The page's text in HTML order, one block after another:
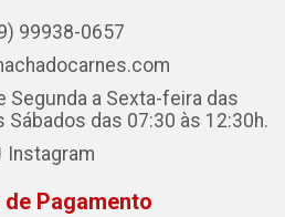
99938-0657
Segunda a Sexta-feira das
Sábados das 07:30 às 12:30h.
Instagram
Pagamento